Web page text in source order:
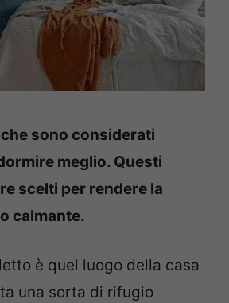
sono considerati
meglio. Questi
scelti per rendere la
calmante.
è quel luogo della casa
una sorta di rifugio